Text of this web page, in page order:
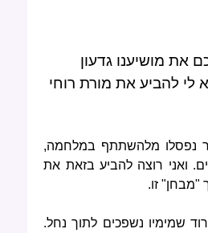
את מושיענו גדעון
לי להביע את מורת רוחי
נפסלו מלהשתתף במלחמה,
ואני רוצה להביע בזאת את
"מבחן" זו.
שמימיו נשפכים לתוך נחל.